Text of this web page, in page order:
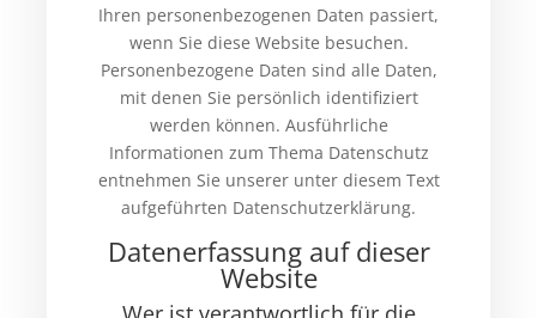
Ihren personenbezogenen Daten passiert,
wenn Sie diese Website besuchen.
Personenbezogene Daten sind alle Daten,
mit denen Sie persönlich identifiziert
werden können. Ausführliche
Informationen zum Thema Datenschutz
entnehmen Sie unserer unter diesem Text
aufgeführten Datenschutzerklärung.
Datenerfassung auf dieser
Website